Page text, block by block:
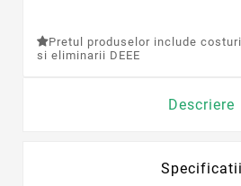
Pretul produselor include
si eliminarii DEEE
Descriere
Specificatii